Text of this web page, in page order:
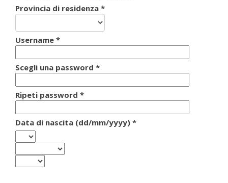
Provincia di residenza *
Username *
Scegli una password *
Ripeti password *
Data di nascita (dd/mm/yyyy) *